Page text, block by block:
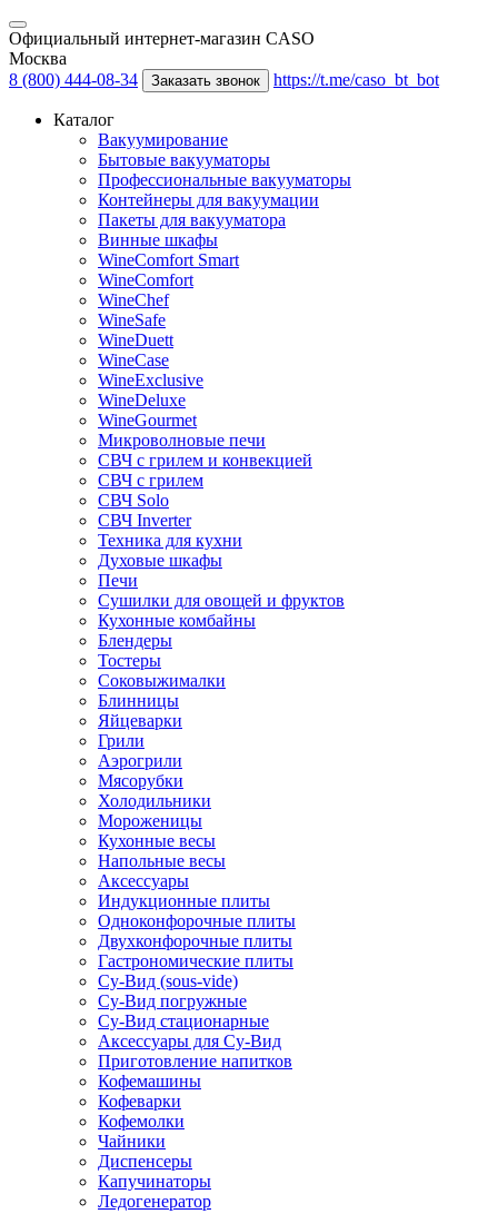
Официальный интернет-магазин CASO
Москва
8 (800) 444-08-34
Заказать звонок https://t.me/caso_bt_bot
Каталог
Вакуумирование
Бытовые вакууматоры
Профессиональные вакууматоры
Контейнеры для вакуумации
Пакеты для вакууматора
Винные шкафы
WineComfort Smart
WineComfort
WineChef
WineSafe
WineDuett
WineCase
WineExclusive
WineDeluxe
WineGourmet
Микроволновые печи
СВЧ с грилем и конвекцией
СВЧ с грилем
СВЧ Solo
СВЧ Inverter
Техника для кухни
Духовые шкафы
Печи
Сушилки для овощей и фруктов
Кухонные комбайны
Блендеры
Тостеры
Соковыжималки
Блинницы
Яйцеварки
Грили
Аэрогрили
Мясорубки
Холодильники
Мороженицы
Кухонные весы
Напольные весы
Аксессуары
Индукционные плиты
Одноконфорочные плиты
Двухконфорочные плиты
Гастрономические плиты
Су-Вид (sous-vide)
Су-Вид погружные
Су-Вид стационарные
Аксессуары для Су-Вид
Приготовление напитков
Кофемашины
Кофеварки
Кофемолки
Чайники
Диспенсеры
Капучинаторы
Ледогенератор